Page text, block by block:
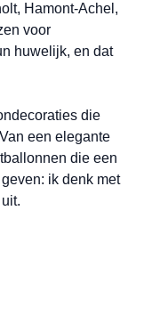
Hamont-Achel,
voor
huwelijk, en dat
die
een elegante
die een
ik denk met